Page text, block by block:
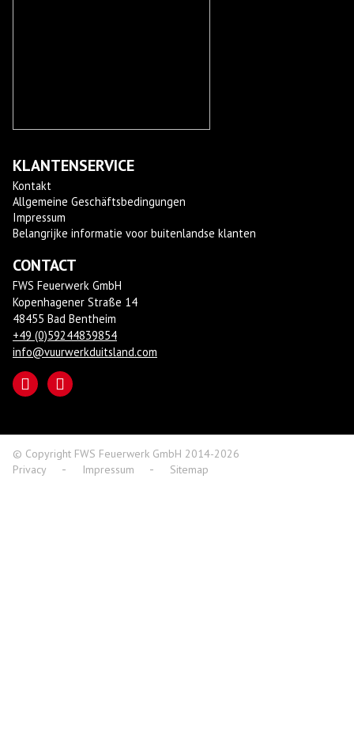
KLANTENSERVICE
Kontakt
Allgemeine Geschäftsbedingungen
Impressum
Belangrijke informatie voor buitenlandse klanten
CONTACT
FWS Feuerwerk GmbH
Kopenhagener Straße 14
48455 Bad Bentheim
+49 (0)59244839854
info@vuurwerkduitsland.com
© Copyright FWS Feuerwerk GmbH 2014-2026
Privacy
Impressum Sitemap